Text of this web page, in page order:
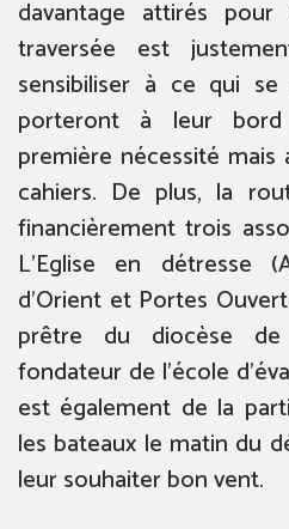
davantage attirés
traversée est
sensibiliser à ce qui
porteront à leur
première nécessité mais
cahiers. De plus, la
financièrement trois
L’Eglise en détresse
d’Orient et Portes
prêtre du diocèse
fondateur de l’école
est également de la
les bateaux le matin du
leur souhaiter bon vent.